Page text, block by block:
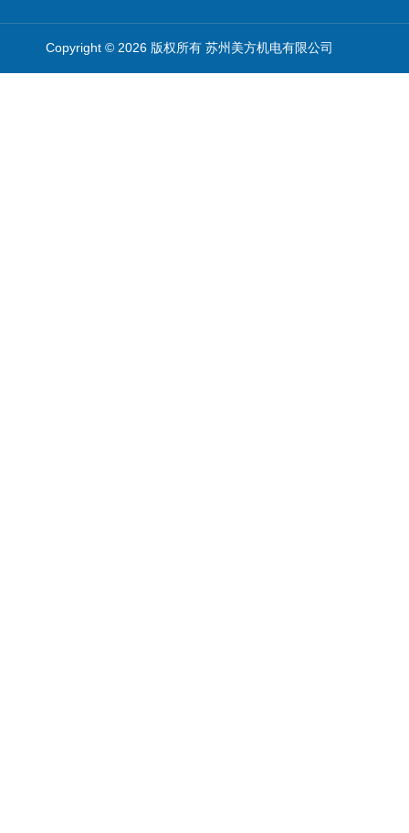
Copyright © 2026 版权所有 苏州美方机电有限公司